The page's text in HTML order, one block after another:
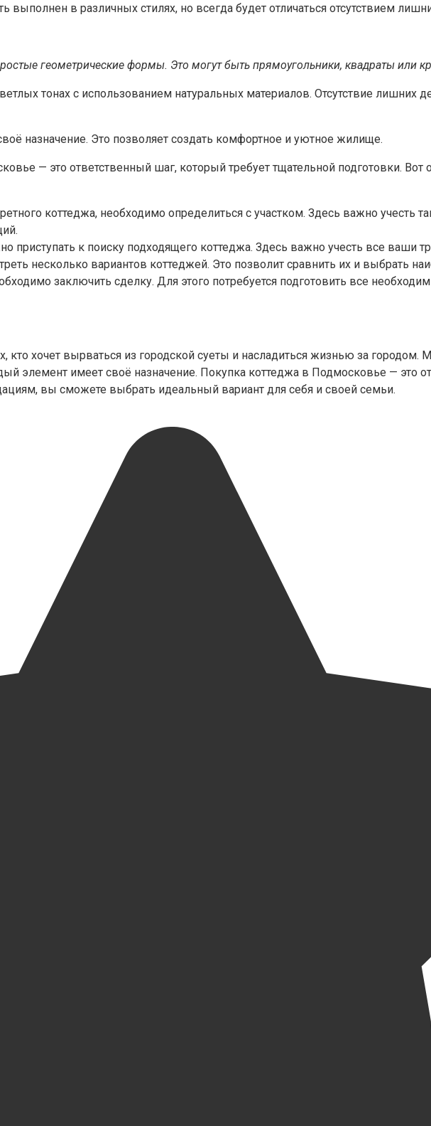
в различных стилях, но всегда будет отличаться отсутствием
геометрические формы. Это могут быть прямоугольники, квадраты или
тонах с использованием натуральных материалов. Отсутствие лишних
назначение. Это позволяет создать комфортное и уютное жилище.
— это ответственный шаг, который требует тщательной подготовки.
коттеджа, необходимо определиться с участком. Здесь важно учесть
приступать к поиску подходящего коттеджа. Здесь важно учесть все ваши
несколько вариантов коттеджей. Это позволит сравнить их и выбрать
заключить сделку. Для этого потребуется подготовить все
хочет вырваться из городской суеты и насладиться жизнью за городом.
элемент имеет своё назначение. Покупка коттеджа в Подмосковье — это
вы сможете выбрать идеальный вариант для себя и своей семьи.